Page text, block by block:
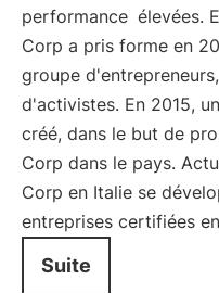
performance élevées.
Corp a pris forme en
groupe
d'activistes. En 2015, un
créé, dans le but de
Corp dans le pays.
Corp en Italie se
entreprises certifiées
Suite